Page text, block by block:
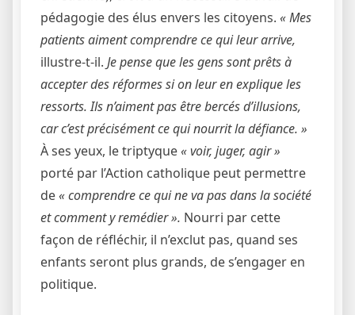
pédagogie des élus envers les citoyens. « Mes
patients aiment comprendre ce qui leur arrive,
illustre-t-il. Je pense que les gens sont prêts à
accepter des réformes si on leur en explique les
ressorts. Ils n’aiment pas être bercés d’illusions,
car c’est précisément ce qui nourrit la défiance. »
À ses yeux, le triptyque« voir, juger, agir »
porté par l’Action catholique peut permettre
de« comprendre ce qui ne va pas dans la société
et comment y remédier ». Nourri par cette
façon de réfléchir, il n’exclut pas, quand ses
enfants seront plus grands, de s’engager en
politique.